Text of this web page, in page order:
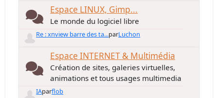
Espace LINUX, Gimp...
Le monde du logiciel libre
Re : xnview barre des ta...parLuchon
Espace INTERNET & Multimédia
Création de sites, galeries virtuelles,
animations et tous usages multimedia
IAparflob